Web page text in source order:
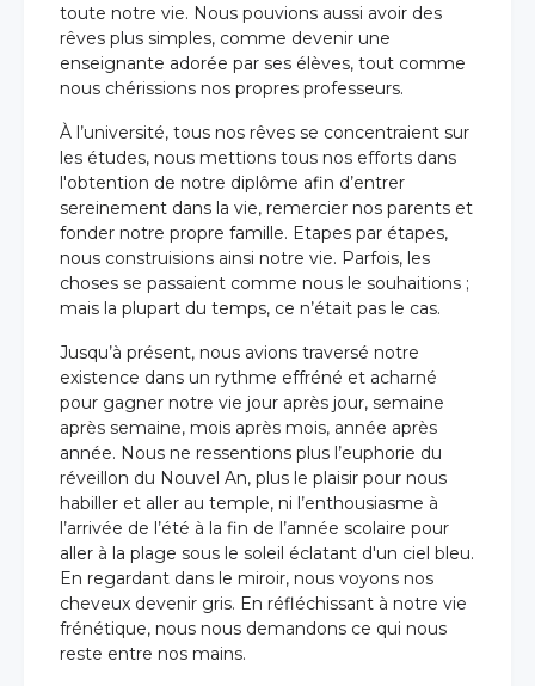
toute notre vie. Nous pouvions aussi avoir des
rêves plus simples, comme devenir une
enseignante adorée par ses élèves, tout comme
nous chérissions nos propres professeurs.
À l’université, tous nos rêves se concentraient sur
les études, nous mettions tous nos efforts dans
l'obtention de notre diplôme afin d’entrer
sereinement dans la vie, remercier nos parents et
fonder notre propre famille. Etapes par étapes,
nous construisions ainsi notre vie. Parfois, les
choses se passaient comme nous le souhaitions ;
mais la plupart du temps, ce n’était pas le cas.
Jusqu’à présent, nous avions traversé notre
existence dans un rythme effréné et acharné
pour gagner notre vie jour après jour, semaine
après semaine, mois après mois, année après
année. Nous ne ressentions plus l’euphorie du
réveillon du Nouvel An, plus le plaisir pour nous
habiller et aller au temple, ni l’enthousiasme à
l’arrivée de l’été à la fin de l’année scolaire pour
aller à la plage sous le soleil éclatant d'un ciel bleu.
En regardant dans le miroir, nous voyons nos
cheveux devenir gris. En réfléchissant à notre vie
frénétique, nous nous demandons ce qui nous
reste entre nos mains.